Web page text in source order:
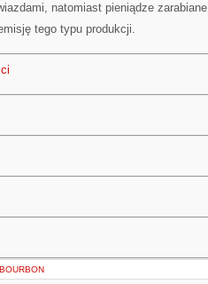
natomiast pieniądze
tego typu produkcji.